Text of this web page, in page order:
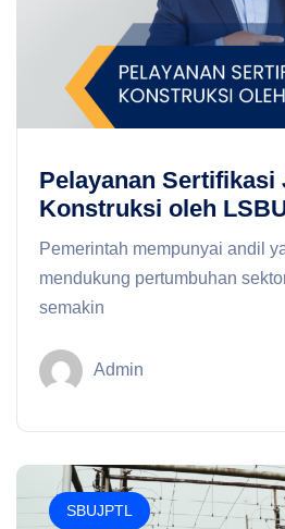
Pelayanan Sertifikasi
Konstruksi oleh
Pemerintah mempunyai andil
mendukung pertumbuhan
semakin
Admin
SBUJPTL